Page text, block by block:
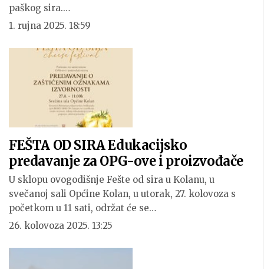
paškog sira.…
1. rujna 2025. 18:59
FEŠTA OD SIRA Edukacijsko
predavanje za OPG-ove i proizvođače
U sklopu ovogodišnje Fešte od sira u Kolanu, u
svečanoj sali Općine Kolan, u utorak, 27. kolovoza s
početkom u 11 sati, održat će se…
26. kolovoza 2025. 13:25